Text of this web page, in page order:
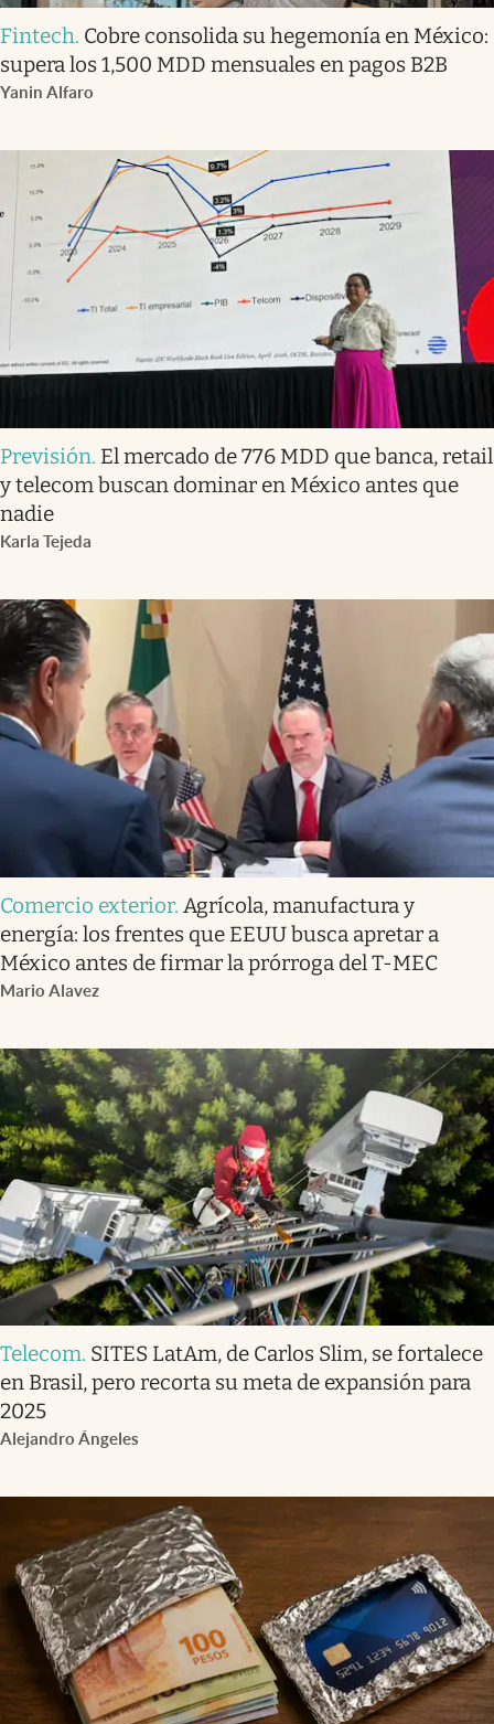
Fintech. Cobre consolida su hegemonía en México:
supera los 1,500 MDD mensuales en pagos B2B
Yanin Alfaro
Previsión. El mercado de 776 MDD que banca, retail
y telecom buscan dominar en México antes que
nadie
Karla Tejeda
Comercio exterior. Agrícola, manufactura y
energía: los frentes que EEUU busca apretar a
México antes de firmar la prórroga del T-MEC
Mario Alavez
Telecom. SITES LatAm, de Carlos Slim, se fortalece
en Brasil, pero recorta su meta de expansión para
2025
Alejandro Ángeles